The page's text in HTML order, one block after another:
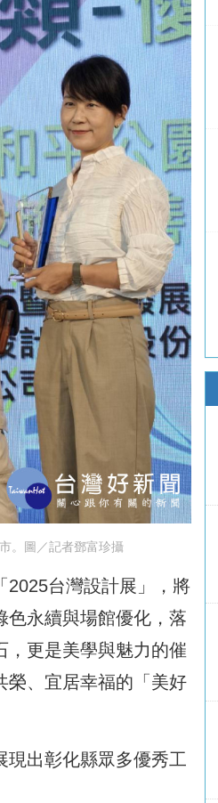
。圖／記者鄧富珍攝
2025台灣設計展」，將
色永續與場館優化，落
，更是美學與魅力的催
榮、宜居幸福的「美好
現出彰化縣眾多優秀工